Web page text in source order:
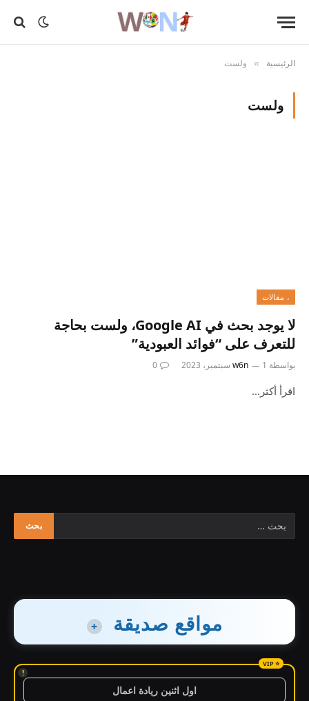
الرئيسية » ولست
ولست
، مقالات
لا يوجد بحث في Google AI، ولست بحاجة
للتعرف على “فوائد العبودية”
بواسطة w6n 1 سبتمبر، 2023 0
اقرأ أكثر…
مواقع صديقة +
!
اول اثنين ريادة اعمال